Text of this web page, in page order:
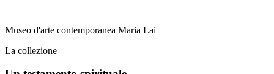
Museo d'arte contemporanea Maria Lai
La collezione